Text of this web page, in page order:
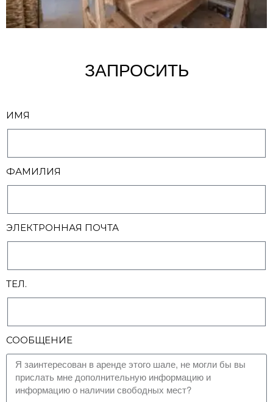
ЗАПРОСИТЬ
ИМЯ
ФАМИЛИЯ
ЭЛЕКТРОННАЯ ПОЧТА
ТЕЛ.
СООБЩЕНИЕ